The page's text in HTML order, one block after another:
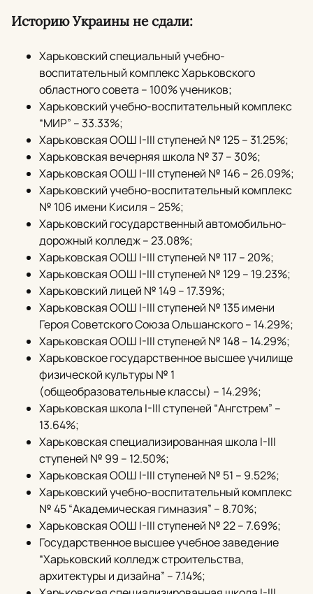
Историю Украины не сдали:
Харьковский специальный учебно-
воспитательный комплекс Харьковского
областного совета – 100% учеников;
Харьковский учебно-воспитательный комплекс
“МИР” – 33.33%;
Харьковская ООШ I-III ступеней № 125 – 31.25%;
Харьковская вечерняя школа № 37 – 30%;
Харьковская ООШ I-III ступеней № 146 – 26.09%;
Харьковский учебно-воспитательный комплекс
№ 106 имени Кисиля – 25%;
Харьковский государственный автомобильно-
дорожный колледж – 23.08%;
Харьковская ООШ I-III ступеней № 117 – 20%;
Харьковская ООШ I-III ступеней № 129 – 19.23%;
Харьковский лицей № 149 – 17.39%;
Харьковская ООШ I-III ступеней № 135 имени
Героя Советского Союза Ольшанского – 14.29%;
Харьковская ООШ I-III ступеней № 148 – 14.29%;
Харьковское государственное высшее училище
физической культуры № 1
(общеобразовательные классы) – 14.29%;
Харьковская школа I-III ступеней “Ангстрем” –
13.64%;
Харьковская специализированная школа I-III
ступеней № 99 – 12.50%;
Харьковская ООШ I-III ступеней № 51 – 9.52%;
Харьковский учебно-воспитательный комплекс
№ 45 “Академическая гимназия” – 8.70%;
Харьковская ООШ I-III ступеней № 22 – 7.69%;
Государственное высшее учебное заведение
“Харьковский колледж строительства,
архитектуры и дизайна” – 7.14%;